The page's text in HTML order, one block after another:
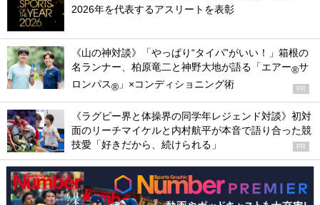
2026年を代表するアスリートを表彰
《山の神対談》「やっぱり“タイパ”がいい！」箱根の
名ランナー、柏原竜二と神野大地が語る「エアー®サ
ロンパス® 」×コンディショニング術 PR
《ラグビー界と体操界の同学年レジェンド対談》初対
面のリーチマイケルと内村航平が本音で語り合った競
技愛「好きだから、続けられる」
PR